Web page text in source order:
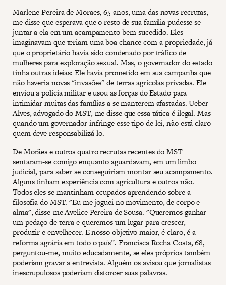
Marlene Pereira de Moraes, 65 anos, uma das novas recrutas,
me disse que esperava que o resto de sua família pudesse se
juntar a ela em um acampamento bem-sucedido. Eles
imaginavam que teriam uma boa chance com a propriedade, já
que o proprietário havia sido condenado por tráfico de
mulheres para exploração sexual. Mas, o governador do estado
tinha outras ideias: Ele havia prometido em sua campanha que
não haveria novas "invasões" de terras agrícolas privadas. Ele
enviou a polícia militar e usou as forças do Estado para
intimidar muitas das famílias a se manterem afastadas. Ueber
Alves, advogado do MST, me disse que essa tática é ilegal. Mas
quando um governador infringe esse tipo de lei, não está claro
quem deve responsabilizá-lo.
De Morães e outros quatro recrutas recentes do MST
sentaram-se comigo enquanto aguardavam, em um limbo
judicial, para saber se conseguiriam montar seu acampamento.
Alguns tinham experiência com agricultura e outros não.
Todos eles se mantinham ocupados aprendendo sobre a
filosofia do MST. "Eu me joguei no movimento, de corpo e
alma", disse-me Avelice Pereira de Sousa. "Queremos ganhar
um pedaço de terra e queremos um lugar para crescer,
produzir e envelhecer. E nosso objetivo maior, é claro, é a
reforma agrária em todo o país”. Francisca Rocha Costa, 68,
perguntou-me, muito educadamente, se eles próprios também
poderiam gravar a entrevista. Alguém os avisou que jornalistas
inescrupulosos poderiam distorcer suas palavras.